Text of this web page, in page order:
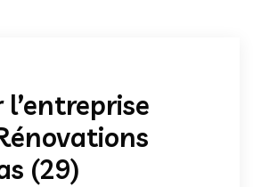
l’entreprise
(29)